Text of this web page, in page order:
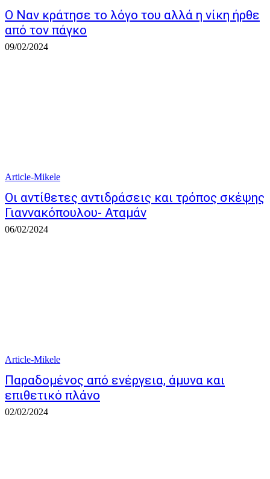
O Nαν κράτησε το λόγο του αλλά η νίκη ήρθε
από τον πάγκο
09/02/2024
Article-Mikele
Οι αντίθετες αντιδράσεις και τρόπος σκέψης
Γιαννακόπουλου- Αταμάν
06/02/2024
Article-Mikele
Παραδομένος από ενέργεια, άμυνα και
επιθετικό πλάνο
02/02/2024